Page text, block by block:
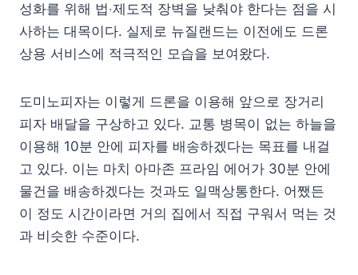
성화를 위해 법‧제도적 장벽을 낮춰야 한다는 점을 시
사하는 대목이다. 실제로 뉴질랜드는 이전에도 드론
상용 서비스에 적극적인 모습을 보여왔다.
도미노피자는 이렇게 드론을 이용해 앞으로 장거리
피자 배달을 구상하고 있다. 교통 병목이 없는 하늘을
이용해 10분 안에 피자를 배송하겠다는 목표를 내걸
고 있다. 이는 마치 아마존 프라임 에어가 30분 안에
물건을 배송하겠다는 것과도 일맥상통한다. 어쨌든
이 정도 시간이라면 거의 집에서 직접 구워서 먹는 것
과 비슷한 수준이다.